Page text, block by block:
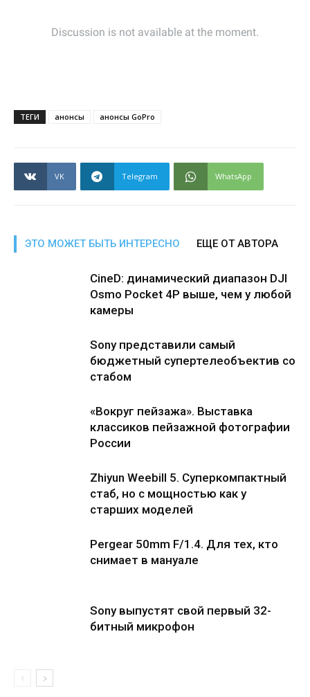
ТЕГИ анонсы анонсы GoPro
VK Telegram WhatsApp
ЭТО МОЖЕТ БЫТЬ ИНТЕРЕСНО ЕЩЕ ОТ АВТОРА
CineD: динамический диапазон DJI
Osmo Pocket 4P выше, чем у любой
камеры
Sony представили самый
бюджетный супертелеобъектив со
стабом
«Вокруг пейзажа». Выставка
классиков пейзажной фотографии
России
Zhiyun Weebill 5. Cуперкомпактный
стаб, но с мощностью как у
старших моделей
Pergear 50mm F/1.4. Для тех, кто
снимает в мануале
Sony выпустят свой первый 32-
битный микрофон